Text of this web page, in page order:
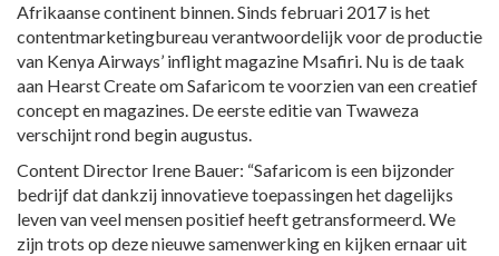
Afrikaanse continent binnen. Sinds februari 2017 is het
contentmarketingbureau verantwoordelijk voor de productie
van Kenya Airways’ inflight magazine Msafiri. Nu is de taak
aan Hearst Create om Safaricom te voorzien van een creatief
concept en magazines. De eerste editie van Twaweza
verschijnt rond begin augustus.
Content Director Irene Bauer: “Safaricom is een bijzonder
bedrijf dat dankzij innovatieve toepassingen het dagelijks
leven van veel mensen positief heeft getransformeerd. We
zijn trots op deze nieuwe samenwerking en kijken ernaar uit